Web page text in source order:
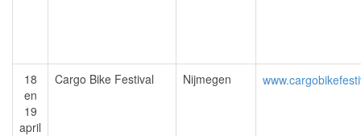
18
en
19
april
Cargo Bike Festival Nijmegen